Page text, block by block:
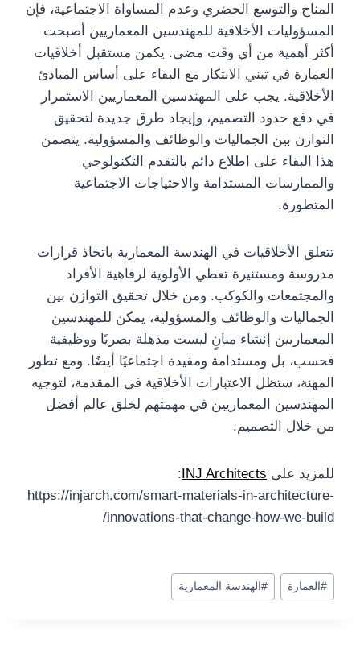
المناخ والتوسع الحضري وعدم المساواة الاجتماعية، فإن
المسؤوليات الأخلاقية للمهندسين المعماريين أصبحت
أكثر أهمية من أي وقت مضى. يكمن مستقبل أخلاقيات
العمارة في تبني الابتكار مع البقاء على أساس المبادئ
الأخلاقية. يجب على المهندسين المعماريين الاستمرار
في دفع حدود التصميم، وإيجاد طرق جديدة لتحقيق
التوازن بين الجماليات والوظائف والمسؤولية. يتضمن
هذا البقاء على اطلاع دائم بالتقدم التكنولوجي
والممارسات المستدامة والاحتياجات الاجتماعية
المتطورة.
تتعلق الأخلاقيات في الهندسة المعمارية باتخاذ قرارات
مدروسة ومستنيرة تعطي الأولوية لرفاهية الأفراد
والمجتمعات والكوكب. ومن خلال تحقيق التوازن بين
الجماليات والوظائف والمسؤولية، يمكن للمهندسين
المعماريين إنشاء مبانٍ ليست مذهلة بصريًا ووظيفية
فحسب، بل ومستدامة ومفيدة اجتماعيًا أيضًا. ومع تطور
المهنة، ستظل الاعتبارات الأخلاقية في المقدمة، لتوجيه
المهندسين المعماريين في مهمتهم لخلق عالم أفضل
من خلال التصميم.
للمزيد على INJ Architects
:
https://injarch.com/smart-materials-in-architecture-
innovations-that-change-how-we-build/
وسوم
المقال:
# العمارة # الهندسة المعمارية